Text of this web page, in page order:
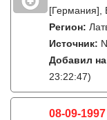
[Германия],
Регион:
Источник:
Добавил на
23:22:47)
08-09-